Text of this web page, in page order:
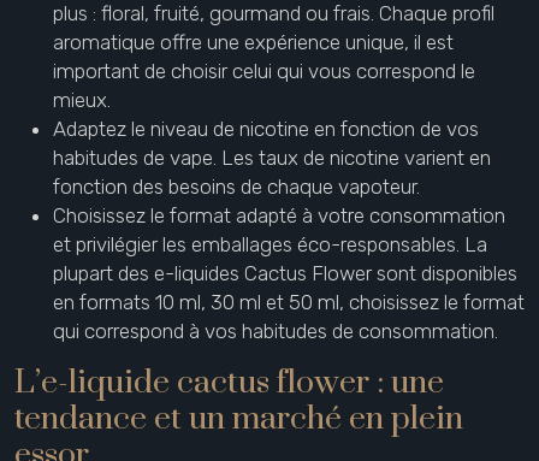
plus : floral, fruité, gourmand ou frais. Chaque profil
aromatique offre une expérience unique, il est
important de choisir celui qui vous correspond le
mieux.
Adaptez le niveau de nicotine en fonction de vos
habitudes de vape. Les taux de nicotine varient en
fonction des besoins de chaque vapoteur.
Choisissez le format adapté à votre consommation
et privilégier les emballages éco-responsables. La
plupart des e-liquides Cactus Flower sont disponibles
en formats 10 ml, 30 ml et 50 ml, choisissez le format
qui correspond à vos habitudes de consommation.
L’e-liquide cactus flower : une
tendance et un marché en plein